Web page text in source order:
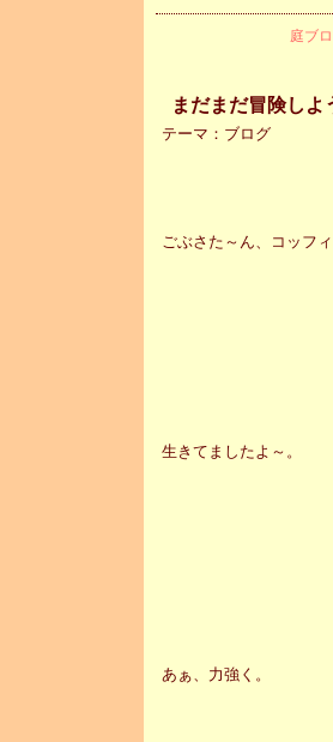
庭ブ
まだまだ冒険しよ
テーマ： ブログ
ごぶさた～ん、コッフ
生きてましたよ～。
あぁ、力強く。